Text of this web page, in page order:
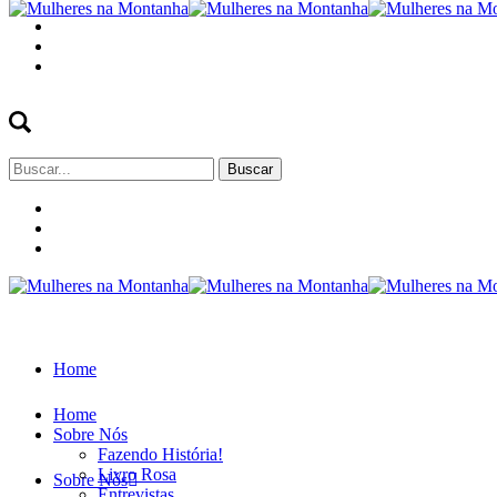
Buscar
por:
Home
Sobre Nós
Home
Sobre Nós
Fazendo História!
Livro Rosa